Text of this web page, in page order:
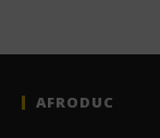
AFRODUC